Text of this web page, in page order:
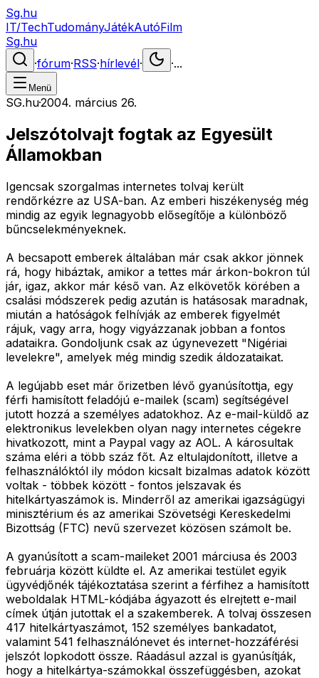
Sg.hu
IT/TechTudományJátékAutóFilm
Sg.hu
·fórum·RSS·hírlevél· ·...
Menü
SG.hu·2004. március 26.
Jelszótolvajt fogtak az Egyesült
Államokban
Igencsak szorgalmas internetes tolvaj került
rendőrkézre az USA-ban. Az emberi hiszékenység még
mindig az egyik legnagyobb elősegítője a különböző
bűncselekményeknek.
A becsapott emberek általában már csak akkor jönnek
rá, hogy hibáztak, amikor a tettes már árkon-bokron túl
jár, igaz, akkor már késő van. Az elkövetők körében a
csalási módszerek pedig azután is hatásosak maradnak,
miután a hatóságok felhívják az emberek figyelmét
rájuk, vagy arra, hogy vigyázzanak jobban a fontos
adataikra. Gondoljunk csak az úgynevezett "Nigériai
levelekre", amelyek még mindig szedik áldozataikat.
A legújabb eset már őrizetben lévő gyanúsítottja, egy
férfi hamisított feladójú e-mailek (scam) segítségével
jutott hozzá a személyes adatokhoz. Az e-mail-küldő az
elektronikus levelekben olyan nagy internetes cégekre
hivatkozott, mint a Paypal vagy az AOL. A károsultak
száma eléri a több száz főt. Az eltulajdonított, illetve a
felhasználóktól ily módon kicsalt bizalmas adatok között
voltak - többek között - fontos jelszavak és
hitelkártyaszámok is. Minderről az amerikai igazságügyi
minisztérium és az amerikai Szövetségi Kereskedelmi
Bizottság (FTC) nevű szervezet közösen számolt be.
A gyanúsított a scam-maileket 2001 márciusa és 2003
februárja között küldte el. Az amerikai testület egyik
ügyvédjőnék tájékoztatása szerint a férfihez a hamisított
weboldalak HTML-kódjába ágyazott és elrejtett e-mail
címek útján jutottak el a szakemberek. A tolvaj összesen
417 hitelkártyaszámot, 152 személyes bankadatot,
valamint 541 felhasználónevet és internet-hozzáférési
jelszót lopkodott össze. Ráadásul azzal is gyanúsítják,
hogy a hitelkártya-számokkal összefüggésben, azokat